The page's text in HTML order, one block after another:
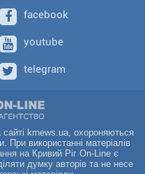
facebook
youtube
telegram
сайті krnews.ua, охороняються
При використанні матеріалів
на Кривий Ріг On-Line є
думку авторів та не несе